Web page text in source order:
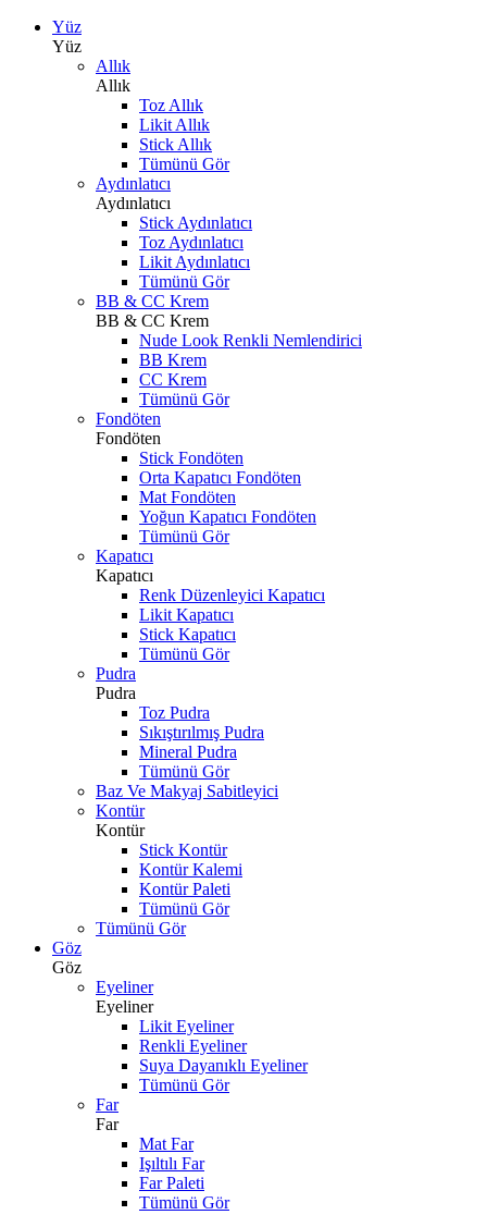
Yüz
Yüz
Allık
Allık
Toz Allık
Likit Allık
Stick Allık
Tümünü Gör
Aydınlatıcı
Aydınlatıcı
Stick Aydınlatıcı
Toz Aydınlatıcı
Likit Aydınlatıcı
Tümünü Gör
BB & CC Krem
BB & CC Krem
Nude Look Renkli Nemlendirici
BB Krem
CC Krem
Tümünü Gör
Fondöten
Fondöten
Stick Fondöten
Orta Kapatıcı Fondöten
Mat Fondöten
Yoğun Kapatıcı Fondöten
Tümünü Gör
Kapatıcı
Kapatıcı
Renk Düzenleyici Kapatıcı
Likit Kapatıcı
Stick Kapatıcı
Tümünü Gör
Pudra
Pudra
Toz Pudra
Sıkıştırılmış Pudra
Mineral Pudra
Tümünü Gör
Baz Ve Makyaj Sabitleyici
Kontür
Kontür
Stick Kontür
Kontür Kalemi
Kontür Paleti
Tümünü Gör
Tümünü Gör
Göz
Göz
Eyeliner
Eyeliner
Likit Eyeliner
Renkli Eyeliner
Suya Dayanıklı Eyeliner
Tümünü Gör
Far
Far
Mat Far
Işıltılı Far
Far Paleti
Tümünü Gör